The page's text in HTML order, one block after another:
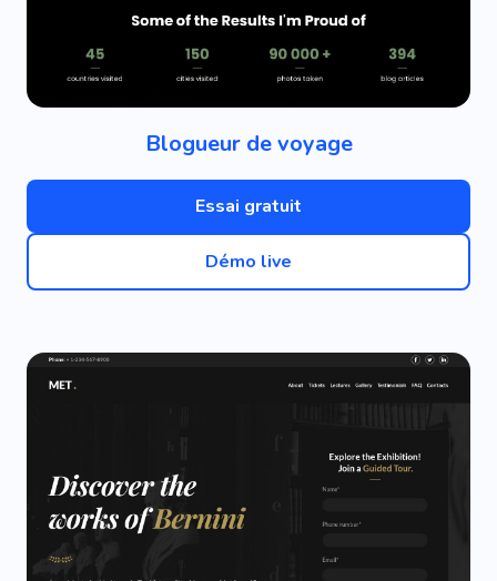
Blogueur de voyage
Essai gratuit
Démo live